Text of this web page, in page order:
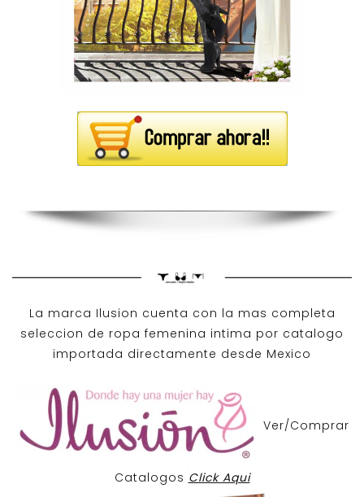
La marca Ilusion cuenta con la mas completa
seleccion de ropa femenina intima por catalogo
importada directamente desde Mexico
Ver/Comprar
Catalogos Click Aqui